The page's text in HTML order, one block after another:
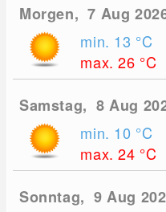
Morgen, 7 Aug
min. 13 °C
max. 26 °C
Samstag, 8 Aug
min. 10 °C
max. 24 °C
Sonntag, 9 Aug